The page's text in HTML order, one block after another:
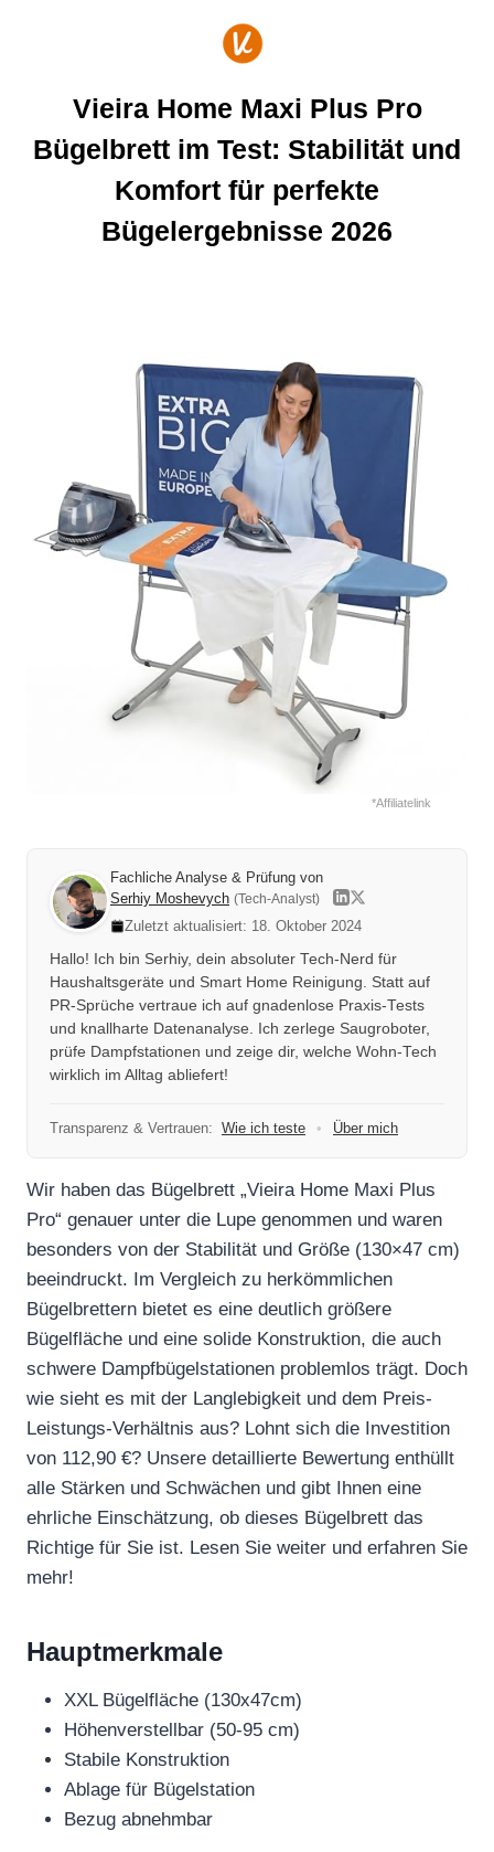
Vieira Home Maxi Plus Pro
Bügelbrett im Test: Stabilität und
Komfort für perfekte
Bügelergebnisse 2026
*Affiliatelink
Fachliche Analyse & Prüfung von
Serhiy Moshevych (Tech-Analyst)
Zuletzt aktualisiert: 18. Oktober 2024
Hallo! Ich bin Serhiy, dein absoluter Tech-Nerd für
Haushaltsgeräte und Smart Home Reinigung. Statt auf
PR-Sprüche vertraue ich auf gnadenlose Praxis-Tests
und knallharte Datenanalyse. Ich zerlege Saugroboter,
prüfe Dampfstationen und zeige dir, welche Wohn-Tech
wirklich im Alltag abliefert!
Transparenz & Vertrauen: Wie ich teste • Über mich
Wir haben das Bügelbrett „Vieira Home Maxi Plus
Pro“ genauer unter die Lupe genommen und waren
besonders von der Stabilität und Größe (130×47 cm)
beeindruckt. Im Vergleich zu herkömmlichen
Bügelbrettern bietet es eine deutlich größere
Bügelfläche und eine solide Konstruktion, die auch
schwere Dampfbügelstationen problemlos trägt. Doch
wie sieht es mit der Langlebigkeit und dem Preis-
Leistungs-Verhältnis aus? Lohnt sich die Investition
von 112,90 €? Unsere detaillierte Bewertung enthüllt
alle Stärken und Schwächen und gibt Ihnen eine
ehrliche Einschätzung, ob dieses Bügelbrett das
Richtige für Sie ist. Lesen Sie weiter und erfahren Sie
mehr!
Hauptmerkmale
XXL Bügelfläche (130x47cm)
Höhenverstellbar (50-95 cm)
Stabile Konstruktion
Ablage für Bügelstation
Bezug abnehmbar